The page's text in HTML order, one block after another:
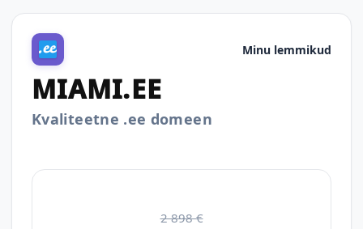
Minu lemmikud
MIAMI.EE
Kvaliteetne .ee domeen
2 898 €